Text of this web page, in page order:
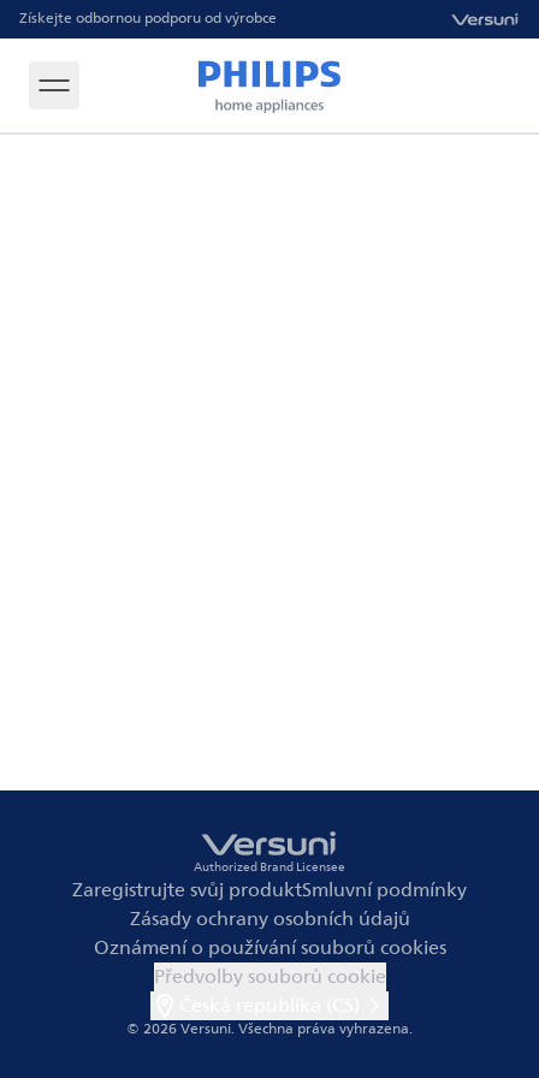
Získejte odbornou podporu od výrobce
Authorized Brand Licensee
Zaregistrujte svůj produktSmluvní podmínky
Zásady ochrany osobních údajů
Oznámení o používání souborů cookies
Předvolby souborů cookie
© 2026 Versuni.Všechna práva vyhrazena.